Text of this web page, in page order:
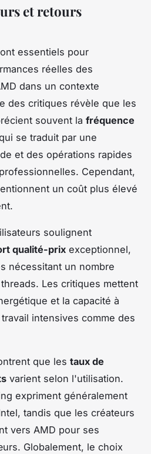
et retours
essentiels pour
réelles des
dans un contexte
des critiques révèle que les
souvent la fréquence
se traduit par une
et des opérations rapides
Cependant,
un coût plus élevé
soulignent
qualité-prix exceptionnel,
nécessitant un nombre
Les critiques mettent
et la capacité à
intensives comme des
que les taux de
varient selon l'utilisation.
expriment généralement
tandis que les créateurs
vers AMD pour ses
Globalement, le choix